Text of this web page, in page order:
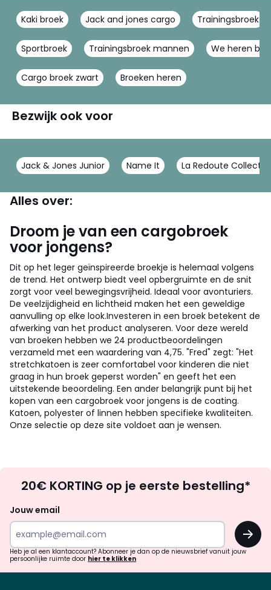
Kaki broek Jack and jones cargo Trainingsbroek
Sportbroek Trainingsbroek mannen We heren
Cargo broek zwart Broeken heren
Bezwijk ook voor
Jack & Jones Junior Name It La Redoute
Alles over:
Droom je van een cargobroek
voor jongens?
Dit op het leger geïnspireerde broekje is helemaal volgens
de trend. Het ontwerp biedt veel opbergruimte en de snit
zorgt voor veel bewegingsvrijheid. Ideaal voor avonturiers.
De veelzijdigheid en lichtheid maken het een geweldige
aanvulling op elke look.Investeren in een broek betekent de
afwerking van het product analyseren. Voor deze wereld
van broeken hebben we 24 productbeoordelingen
verzameld met een waardering van 4,75. "Fred" zegt: "Het
stretchkatoen is zeer comfortabel voor kinderen die niet
graag in hun broek geperst worden" en geeft het een
uitstekende beoordeling. Een ander belangrijk punt bij het
kopen van een cargobroek voor jongens is de coating.
Katoen, polyester of linnen hebben specifieke kwaliteiten.
Onze selectie op deze site voldoet aan je wensen.
zoek
inspiratie
verrassingen?
20€ KORTING op je eerste bestelling*
Jouw email
OK
Heb je al een klantaccount? Abonneer je dan op de nieuwsbrief vanuit jouw
persoonlijke ruimte door hier te klikken